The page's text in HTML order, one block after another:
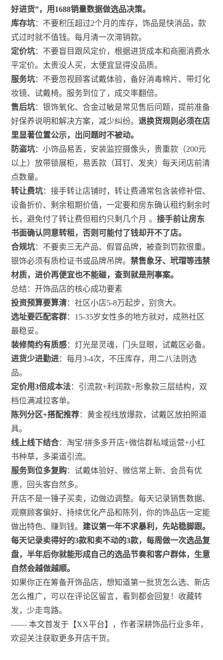
好进货”，用1688销量数据做选品决策。
库存坑：不要积压超过2个月的库存，饰品是快消品，款
式过时就不值钱。每月清一次滞销款。
定价坑：不要盲目跟风定价，根据进货成本和商圈消费水
平定价。太贵没人买，太便宜显得没品质。
服务坑：不要忽视顾客试戴体验，备好消毒棉片、带灯化
妆镜、试戴椅。服务到位了，成交率翻倍。
售后坑：银饰氧化、合金过敏是常见售后问题，提前准备
好保养说明和解决方案，减少纠纷。退换货规则必须在店
里显著位置公示，出问题时不被动。
防盗坑：小饰品易丢，安装监控摄像头，贵重款（200元
以上）放带锁展柜，易丢款（耳钉、发夹）每天闭店前清
点数量。
转让费坑：接手转让店铺时，转让费通常包含装修补偿、
设备折价、剩余租期价值，一定要和房东确认租约剩余时
长，避免付了转让费但租约只剩几个月 。接手前让房东
书面确认同意转租，否则可能付了钱却开不了店。
合规坑：不要卖三无产品、假冒品牌，被查到罚款很重。
银饰必须有质检证书或品牌吊牌。禁售象牙、玳瑁等违禁
材质，进价再便宜也不能碰，查到就是刑事案。
总结：开饰品店的核心成功要素
投资预算要算清：社区小店5-8万起步，别贪大。
选址要匹配客群：15-35岁女性多的地方就对，成熟社区
最稳妥。
装修简约有质感：灯光是灵魂，门头显眼，试戴区必备。
进货少进勤进：每月3-4次，不压库存，用二八法则选
品。
定价用3倍成本法：引流款+利润款+形象款三层结构，双
档位满减拉客单。
陈列分区+搭配推荐：黄金视线放爆款，试戴区放拍照道
具。
线上线下结合：淘宝/拼多多开店+微信群私域运营+小红
书种草，多渠道引流。
服务到位多复购：试戴体验好、微信常上新、会员有优
惠，回头客自然多。
开店不是一锤子买卖，边做边调整。每天记录销售数据、
观察顾客偏好、持续优化产品和陈列，你的饰品店一定能
做出特色、赚到钱。 建议第一年不求暴利，先站稳脚跟。
每天记录卖得好的3款和卖不动的3款，每周做一次选品复
盘，半年后你就能形成自己的选品节奏和客户群体，生意
自然会越做越顺。
如果你正在筹备开饰品店，想知道第一批货怎么选、新店
怎么推广，可以在评论区留言，看到都会回复！收藏转
发，少走弯路。
—— 本文首发于【XX平台】，作者深耕饰品行业多年，
欢迎关注获取更多开店干货。